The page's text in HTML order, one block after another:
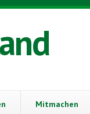
Mitmachen